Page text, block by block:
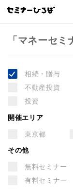
「マネーセミ
相続・贈与
不動産投資
投資
開催エリア
東京都
その他
無料セミナー
有料セミナー